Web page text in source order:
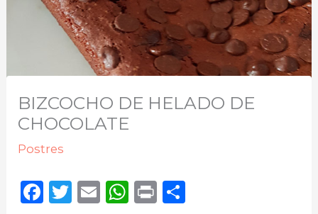
BIZCOCHO DE HELADO DE
CHOCOLATE
Postres
F
T
E
W P